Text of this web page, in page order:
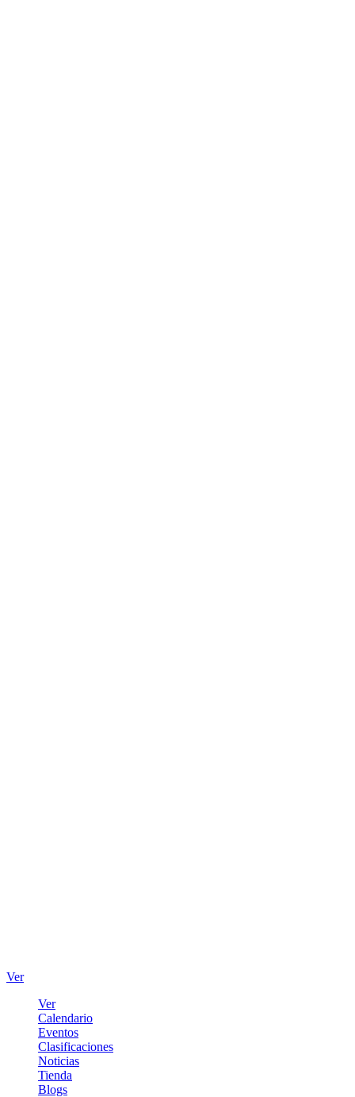
Ver
Ver
Calendario
Eventos
Clasificaciones
Noticias
Tienda
Blogs